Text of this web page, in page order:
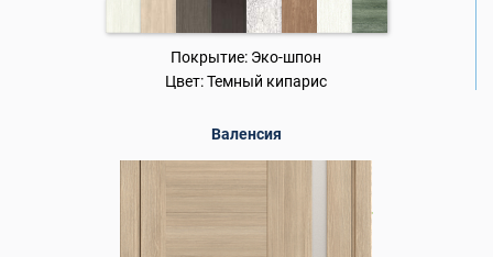
Покрытие: Эко-шпон
Цвет:Темный кипарис
Валенсия